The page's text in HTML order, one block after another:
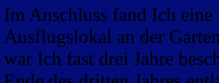
Im Anschluss fand Ich
Ausflugslokal an der
war Ich fast drei Jahre